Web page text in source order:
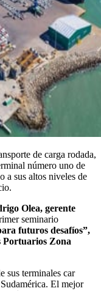
de carga rodada,
número uno de
a sus altos niveles de
Olea, gerente
seminario
futuros desafíos”,
Portuarios Zona
sus terminales car
El mejor